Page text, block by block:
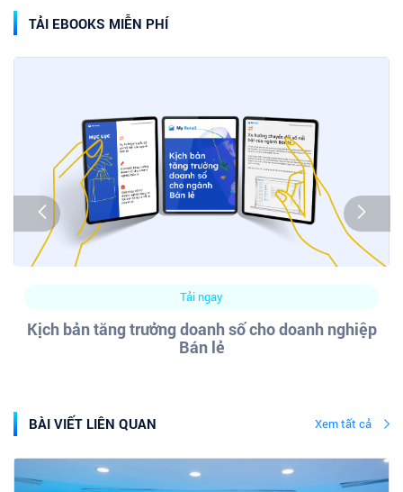
TẢI EBOOKS MIỄN PHÍ
Tải ngay
Kịch bản tăng trưởng doanh số cho doanh nghiệp
Bán lẻ
BÀI VIẾT LIÊN QUAN Xem tất cả